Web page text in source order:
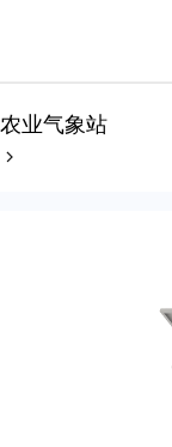
农业气象站